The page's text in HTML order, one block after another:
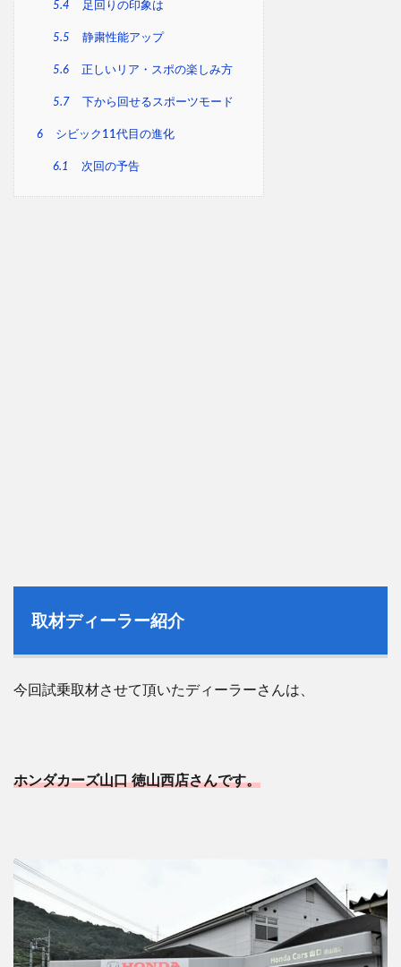
5.4 足回りの印象は
5.5 静粛性能アップ
5.6 正しいリア・スポの楽しみ方
5.7 下から回せるスポーツモード
6 シビック11代目の進化
6.1 次回の予告
取材ディーラー紹介
今回試乗取材させて頂いたディーラーさんは、
ホンダカーズ山口 徳山西店さんです。